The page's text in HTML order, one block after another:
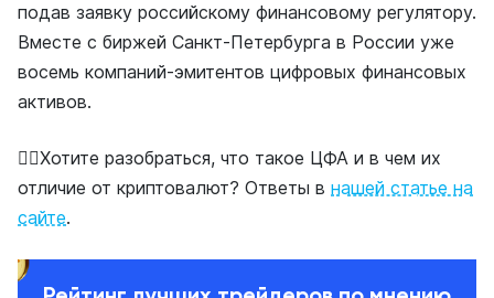
подав заявку российскому финансовому регулятору.
Вместе с биржей Санкт-Петербурга в России уже
восемь компаний-эмитентов цифровых финансовых
активов.
👉🏻Хотите разобраться, что такое ЦФА и в чем их
отличие от криптовалют? Ответы в нашей статье на
сайте.